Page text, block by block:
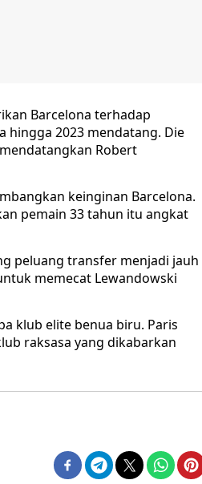
Barcelona terhadap
hingga 2023 mendatang. Die
Robert
keinginan Barcelona.
pemain 33 tahun itu angkat
peluang transfer menjadi jauh
memecat Lewandowski
klub elite benua biru. Paris
raksasa yang dikabarkan